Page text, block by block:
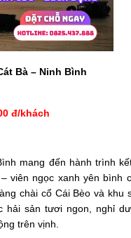
Bà – Ninh Bình
đ/khách
mang đến hành trình
viên ngọc xanh yên bình
chài cổ Cái Bèo và khu
hải sản tươi ngon, nghỉ
trên vịnh.